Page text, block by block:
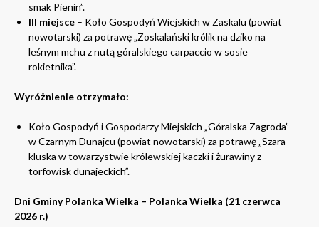
smak Pienin”.
III miejsce – Koło Gospodyń Wiejskich w Zaskalu (powiat
nowotarski) za potrawę „Zoskalański królik na dziko na
leśnym mchu z nutą góralskiego carpaccio w sosie
rokietnika”.
Wyróżnienie otrzymało:
Koło Gospodyń i Gospodarzy Miejskich „Góralska Zagroda”
w Czarnym Dunajcu (powiat nowotarski) za potrawę „Szara
kluska w towarzystwie królewskiej kaczki i żurawiny z
torfowisk dunajeckich”.
Dni Gminy Polanka Wielka – Polanka Wielka (21 czerwca
2026 r.)